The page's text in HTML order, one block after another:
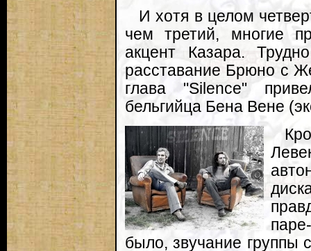
И хотя в целом
чем третий, многие
акцент Казара.
расставание Брюно с
глава "Silence"
бельгийца Бена Вене
было, звучание группы